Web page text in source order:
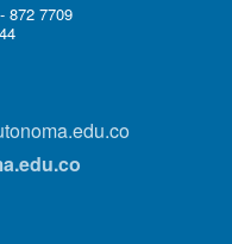
872 7709